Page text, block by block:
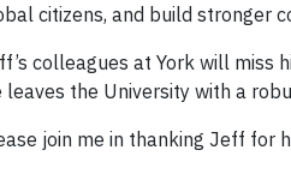
citizens, and build stronger
colleagues at York will miss
leaves the University with a
join me in thanking Jeff for